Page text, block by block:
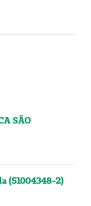
SÃO
(51004348-2)